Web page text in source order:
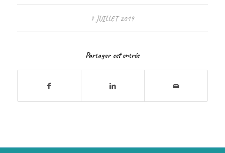
7 JUILLET 2019
Partager cet entrée